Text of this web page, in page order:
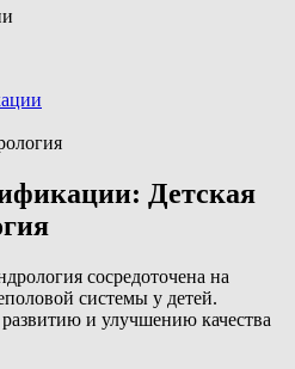
Детская
сосредоточена на
системы у детей.
и улучшению качества